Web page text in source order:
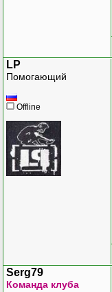
LP
Помогающий
Offline
Serg79
Команда клуба